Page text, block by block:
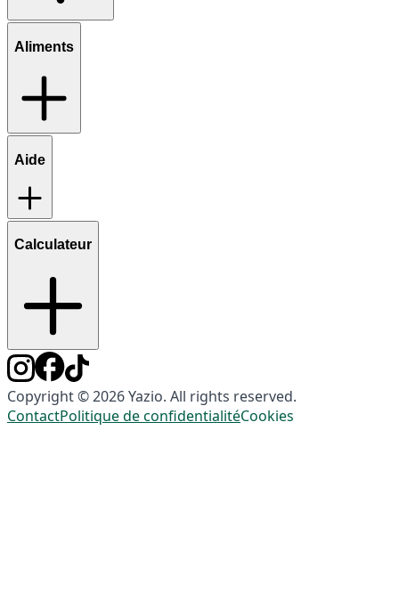
Aliments
Aide
Calculateur
Copyright © 2026 Yazio. All rights reserved.
ContactPolitique de confidentialitéCookies